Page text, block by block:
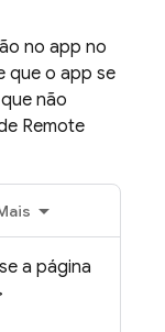
no app no
que o app se
não
Remote
a página